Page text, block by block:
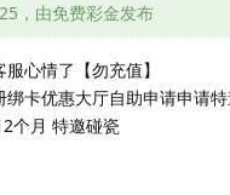
，由免费彩金发布
心情了【勿充值】
卡优惠大厅自助申请申请
个月 特邀碰瓷